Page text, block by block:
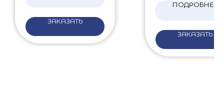
ЗАКАЗАТЬ
ПОДРОБНЕЕ
ЗАКАЗАТЬ